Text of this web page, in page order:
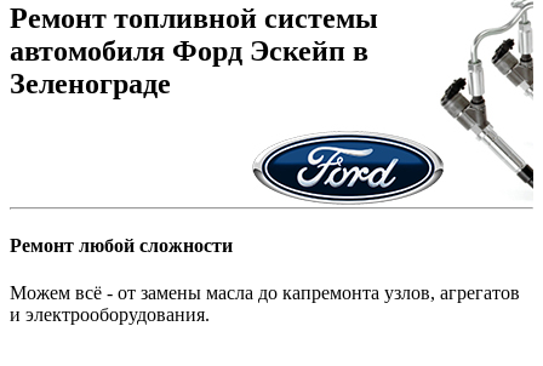
Ремонт топливной системы
автомобиля Форд Эскейп в
Зеленограде
Ремонт любой сложности
Можем всё - от замены масла до капремонта узлов, агрегатов
и электрооборудования.